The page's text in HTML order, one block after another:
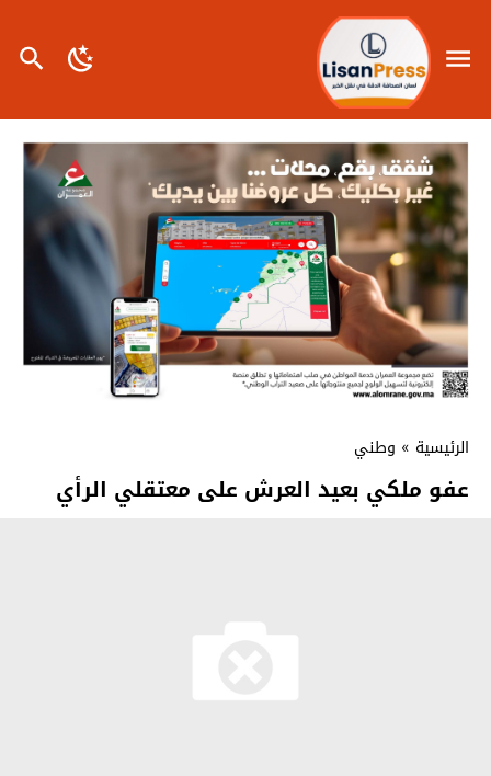
الرئيسية » وطني
عفو ملكي بعيد العرش على معتقلي الرأي